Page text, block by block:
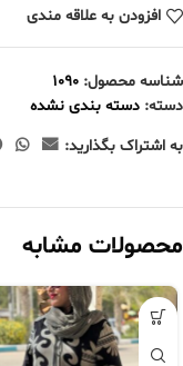
افزودن به علاقه مندی
شناسه محصول: 1090
دسته: دسته بندی نشده
به اشتراک بگذارید:
محصولات مشابه